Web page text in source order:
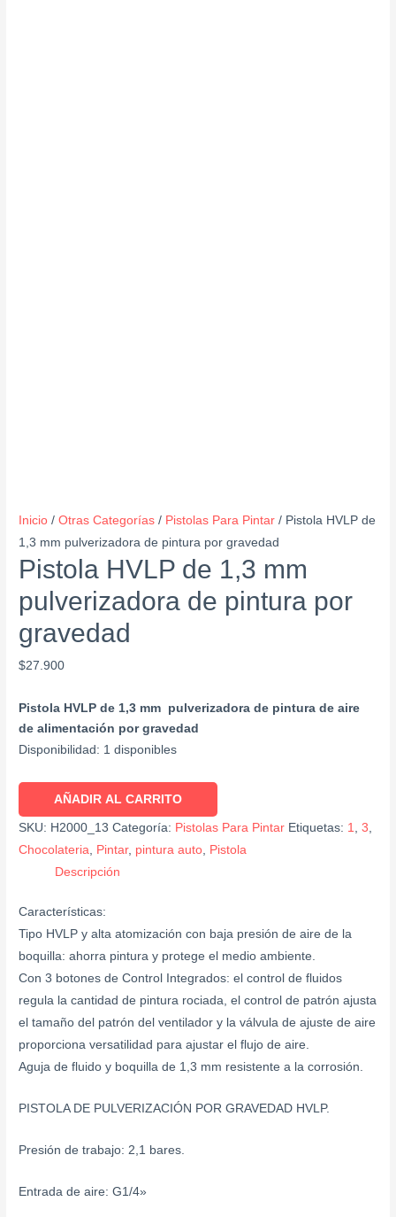
Inicio /Otras Categorías / Pistolas Para Pintar / Pistola HVLP de
1,3 mm pulverizadora de pintura por gravedad
Pistola HVLP de 1,3 mm
pulverizadora de pintura por
gravedad
$27.900
Pistola HVLP de 1,3 mm pulverizadora de pintura de aire
de alimentación por gravedad
Disponibilidad: 1 disponibles
AÑADIR AL CARRITO
SKU: H2000_13 Categoría: Pistolas Para Pintar Etiquetas: 1 ,3
Chocolateria
Pintar, pintura auto
Pistola
Descripción
Características:
Tipo HVLP y alta atomización con baja presión de aire de la
boquilla: ahorra pintura y protege el medio ambiente.
Con 3 botones de Control Integrados: el control de fluidos
regula la cantidad de pintura rociada, el control de patrón ajusta
el tamaño del patrón del ventilador y la válvula de ajuste de aire
proporciona versatilidad para ajustar el flujo de aire.
Aguja de fluido y boquilla de 1,3 mm resistente a la corrosión.
PISTOLA DE PULVERIZACIÓN POR GRAVEDAD HVLP.
Presión de trabajo: 2,1 bares.
Entrada de aire: G1/4»